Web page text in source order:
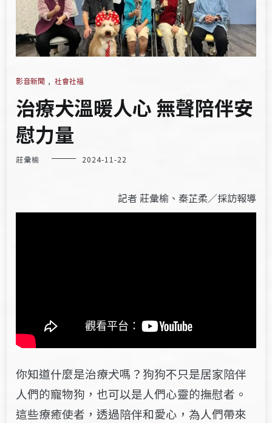
影音新聞 , 社會社福
治療犬溫暖人心 無聲陪伴安
慰力量
莊彙榆 2024-11-22
記者 莊彙榆、秦芷柔／採訪報導
你知道什麼是治療犬嗎？狗狗不只是居家陪伴
人們的寵物狗，也可以是人們心靈的撫慰者。
這些療癒使者，透過陪伴和愛心，為人們帶來